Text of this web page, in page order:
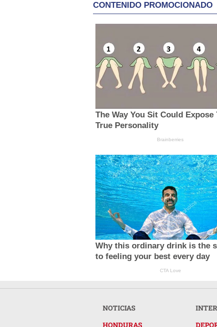
CONTENIDO PROMOCIONADO
The Way You Sit Could Expose
True Personality
Brainberries
Why this ordinary drink is the
to feeling your best every day
CTA Love
NOTICIAS
HONDURAS